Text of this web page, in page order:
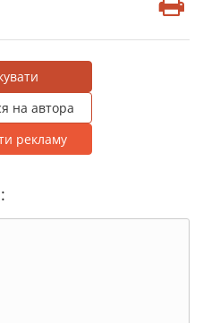
на автора
рекламу